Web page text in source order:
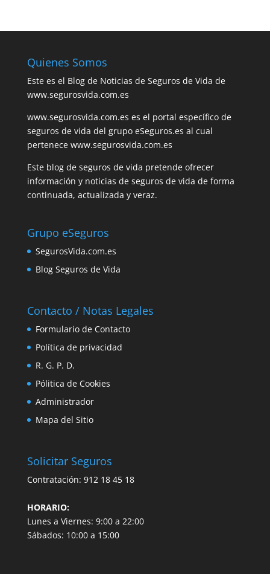
Quienes Somos
Este es el Blog de Noticias de Seguros de Vida de
www.segurosvida.com.es
www.segurosvida.com.es es el portal específico de
seguros de vida del grupo eSeguros.es al cual
pertenece www.segurosvida.com.es
Este blog de seguros de vida pretende ofrecer
información y noticias de seguros de vida de forma
continuada, actualizada y veraz.
Grupo eSeguros
SegurosVida.com.es
Blog Seguros de Vida
Contacto / Notas Legales
Formulario de Contacto
Política de privacidad
R. G. P. D.
Pólitica de Cookies
Administrador
Mapa del Sitio
Solicitar Seguros
Contratación: 912 18 45 18
HORARIO:
Lunes a Viernes: 9:00 a 22:00
Sábados: 10:00 a 15:00